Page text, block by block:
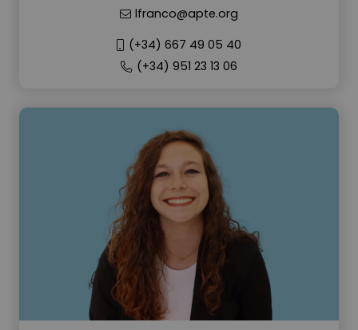
lfranco@apte.org
(+34) 667 49 05 40
(+34) 951 23 13 06